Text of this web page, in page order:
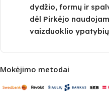
dydžio, formų ir
dėl Pirkėjo
vaizduoklio
Mokėjimo metodai